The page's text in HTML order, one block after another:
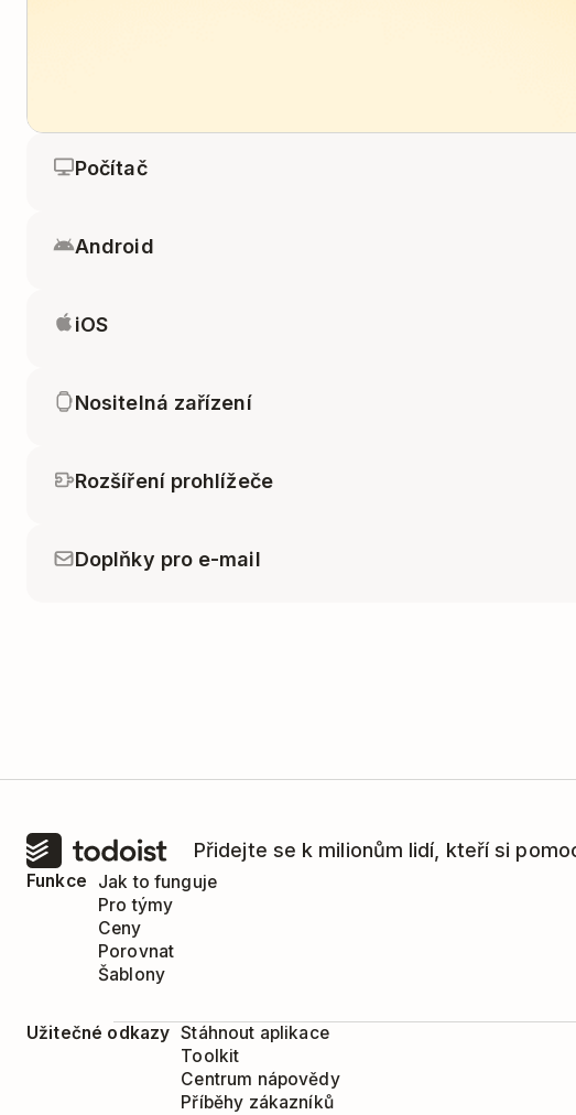
Počítač
Android
iOS
Nositelná zařízení
Rozšíření prohlížeče
Doplňky pro e-mail
Přidejte se k milionům lidí, kteří si
Funkce
Jak to funguje
Pro týmy
Ceny
Porovnat
Šablony
Užitečné odkazy Stáhnout aplikace
Toolkit
Centrum nápovědy
Příběhy zákazníků